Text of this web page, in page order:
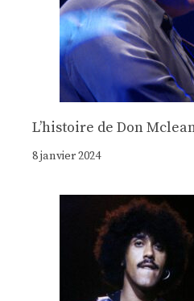
Lʼhistoire de Don
8 janvier 2024